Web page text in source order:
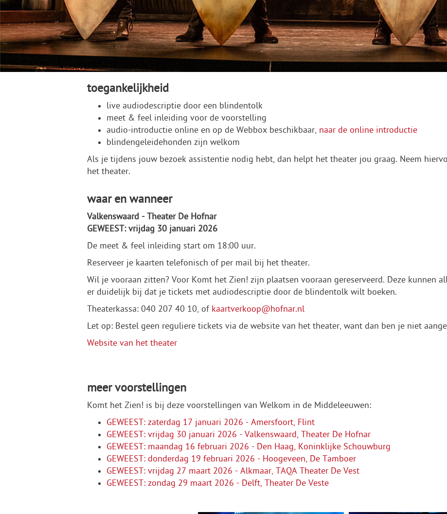
toegankelijkheid
live audiodescriptie door een blindentolk
meet & feel inleiding voor de voorstelling
audio-introductie online en op de Webbox beschikbaar, naar de online introductie
blindengeleidehonden zijn welkom
Als je tijdens jouw bezoek assistentie nodig hebt, dan helpt het theater jou graag. Neem
het theater.
waar en wanneer
Valkenswaard - Theater De Hofnar
GEWEEST: vrijdag 30 januari 2026
De meet & feel inleiding start om 18:00 uur.
Reserveer je kaarten telefonisch of per mail bij het theater.
Wil je vooraan zitten? Voor Komt het Zien! zijn plaatsen vooraan gereserveerd. Deze kunnen
er duidelijk bij dat je tickets met audiodescriptie door de blindentolk wilt boeken.
Theaterkassa: 040 207 40 10, of kaartverkoop@hofnar.nl
Let op: Bestel geen reguliere tickets via de website van het theater, want dan ben je niet
Website van het theater
meer voorstellingen
Komt het Zien! is bij deze voorstellingen van Welkom in de Middeleeuwen:
GEWEEST: zaterdag 17 januari 2026 - Amersfoort, Flint
GEWEEST: vrijdag 30 januari 2026 - Valkenswaard, Theater De Hofnar
GEWEEST: maandag 16 februari 2026 - Den Haag, Koninklijke Schouwburg
GEWEEST: donderdag 19 februari 2026 - Hoogeveen, De Tamboer
GEWEEST: vrijdag 27 maart 2026 - Alkmaar, TAQA Theater De Vest
GEWEEST: zondag 29 maart 2026 - Delft, Theater De Veste